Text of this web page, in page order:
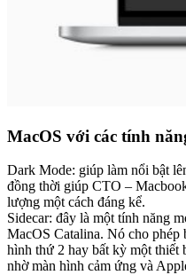
MacOS với các tính
Dark Mode: giúp làm nổi bật
đồng thời giúp CTO –
lượng một cách đáng kể.
Sidecar: đây là một tính năng
MacOS Catalina. Nó cho phép
hình thứ 2 hay bất kỳ một thiết
nhờ màn hình cảm ứng và